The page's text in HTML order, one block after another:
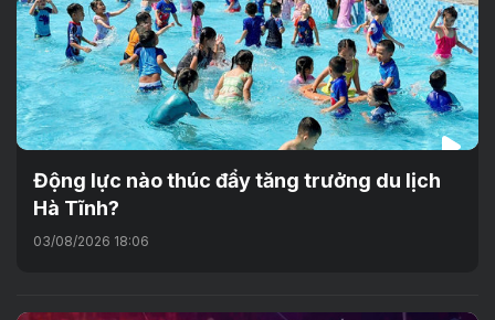
Động lực nào thúc đẩy tăng trưởng du lịch
Hà Tĩnh?
03/08/2026 18:06